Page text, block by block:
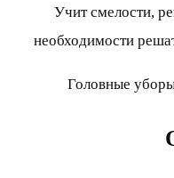
Учит смелости,
необходимости
Головные